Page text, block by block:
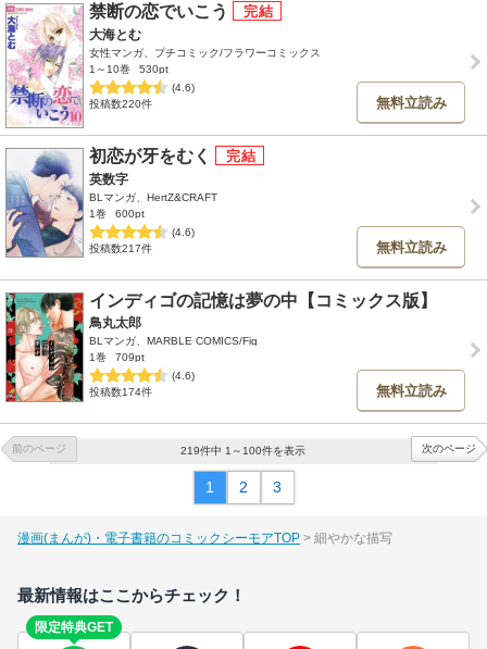
禁断の恋でいこう
大海とむ
女性マンガ、プチコミック/フラワーコミックス
1～10巻
530pt
(4.6)
投稿数220件
無料立読み
初恋が牙をむく
英数字
BLマンガ、HertZ&CRAFT
1巻
600pt
(4.6)
投稿数217件
無料立読み
インディゴの記憶は夢の中【コミックス版】
鳥丸太郎
BLマンガ、MARBLE COMICS/Fig
1巻
709pt
(4.6)
投稿数174件
無料立読み
前のページ 219件中 1～100件を表示 次のページ
1 2 3
漫画(まんが)・電子書籍のコミックシーモアTOP 細やかな描写
最新情報はここからチェック！
限定特典GET